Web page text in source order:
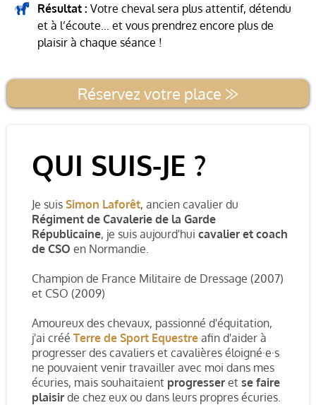
Résultat : Votre cheval sera plus attentif, détendu
et à l’écoute… et vous prendrez encore plus de
plaisir à chaque séance !
Réservez votre place ⨠
QUI SUIS-JE ?
Je suis Simon Laforêt, ancien cavalier du
Régiment de Cavalerie de la Garde
Républicaine, je suis aujourd'hui cavalier et coach
de CSO en Normandie.
Champion de France Militaire de Dressage (2007)
et CSO (2009)
Amoureux des chevaux, passionné d'équitation,
j'ai créé Terre de Sport Equestre afin d'aider à
progresser des cavaliers et cavalières éloigné·e·s
ne pouvaient venir travailler avec moi dans mes
écuries, mais souhaitaient progresser et se faire
plaisir de chez eux ou dans leurs propres écuries.